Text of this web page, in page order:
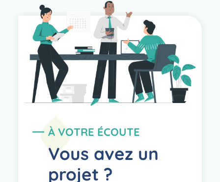
À VOTRE ÉCOUTE
Vous avez un
projet ?